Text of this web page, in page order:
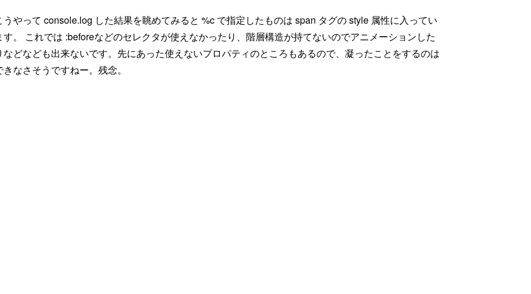
うやって console.log した結果を眺めてみると %c で指定したものは span タグの style 属性に入ってい
す。 これでは :beforeなどのセレクタが使えなかったり、階層構造が持てないのでアニメーションした
などなども出来ないです。先にあった使えないプロパティのところもあるので、凝ったことをするのは
きなさそうですねー。残念。